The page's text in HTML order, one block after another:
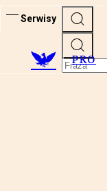
Serwisy
PRO